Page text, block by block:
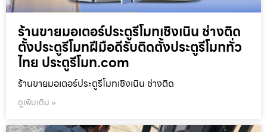
ร้านขายมอเตอร์ประตูรีโมทเชิงเนิน ช่างติด
ตั้งประตูรีโมทฝีมือดีรับติดตั้งประตูรีโมททั่ว
ไทย ประตูรีโมท.com
ร้านขายมอเตอร์ประตูรีโมทเชิงเนิน ช่างติด
ดูเพิ่มเติม »